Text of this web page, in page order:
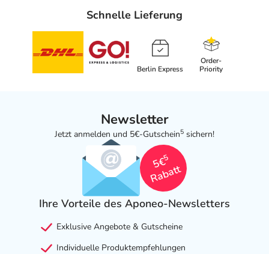
Schnelle Lieferung
Berlin Express
Order-
Priority
Newsletter
Jetzt anmelden und 5€-Gutschein5 sichern!
5€
5
Rabatt
Ihre Vorteile des Aponeo-Newsletters
Exklusive Angebote & Gutscheine
Individuelle Produktempfehlungen